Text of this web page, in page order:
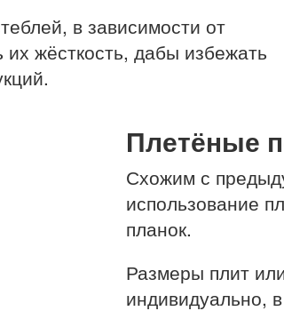
в зависимости от
жёсткость, дабы избежать
Плетёные
Схожим с
использование
планок.
Размеры плит
индивидуально,